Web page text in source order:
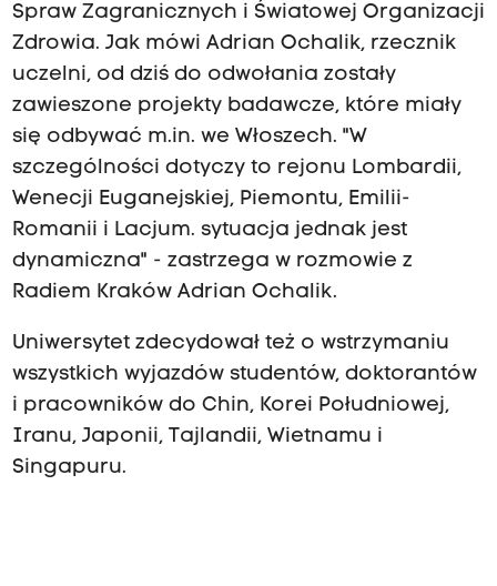
Spraw Zagranicznych i Światowej Organizacji
Zdrowia. Jak mówi Adrian Ochalik, rzecznik
uczelni, od dziś do odwołania zostały
zawieszone projekty badawcze, które miały
się odbywać m.in. we Włoszech. "W
szczególności dotyczy to rejonu Lombardii,
Wenecji Euganejskiej, Piemontu, Emilii-
Romanii i Lacjum. sytuacja jednak jest
dynamiczna" - zastrzega w rozmowie z
Radiem Kraków Adrian Ochalik.
Uniwersytet zdecydował też o wstrzymaniu
wszystkich wyjazdów studentów, doktorantów
i pracowników do Chin, Korei Południowej,
Iranu, Japonii, Tajlandii, Wietnamu i
Singapuru.